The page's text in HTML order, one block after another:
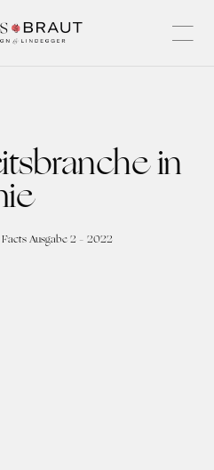
in
Ausgabe 2 – 2022